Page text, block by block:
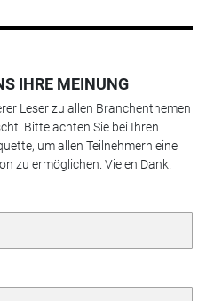
IHRE MEINUNG
Leser zu allen Branchenthemen
Bitte achten Sie bei Ihren
um allen Teilnehmern eine
zu ermöglichen. Vielen Dank!